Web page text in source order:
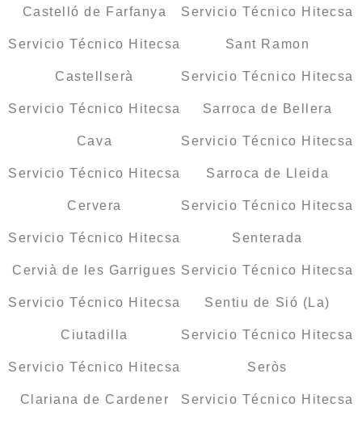
Castelló de Farfanya
Servicio Técnico Hitecsa
Castellserà
Servicio Técnico Hitecsa
Cava
Servicio Técnico Hitecsa
Cervera
Servicio Técnico Hitecsa
Cervià de les Garrigues
Servicio Técnico Hitecsa
Ciutadilla
Servicio Técnico Hitecsa
Clariana de Cardener
Servicio Técnico Hitecsa
Sant Ramon
Servicio Técnico Hitecsa
Sarroca de Bellera
Servicio Técnico Hitecsa
Sarroca de Lleida
Servicio Técnico Hitecsa
Senterada
Servicio Técnico Hitecsa
Sentiu de Sió (La)
Servicio Técnico Hitecsa
Seròs
Servicio Técnico Hitecsa